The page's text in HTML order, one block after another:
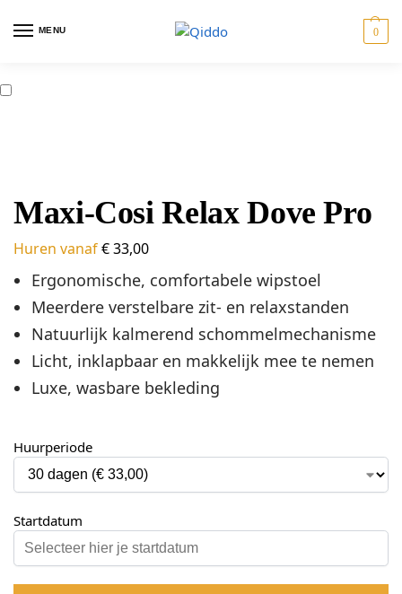
MENU 0
Maxi-Cosi Relax Dove Pro
Huren vanaf€33,00
Ergonomische, comfortabele wipstoel
Meerdere verstelbare zit- en relaxstanden
Natuurlijk kalmerend schommelmechanisme
Licht, inklapbaar en makkelijk mee te nemen
Luxe, wasbare bekleding
Huurperiode
Startdatum